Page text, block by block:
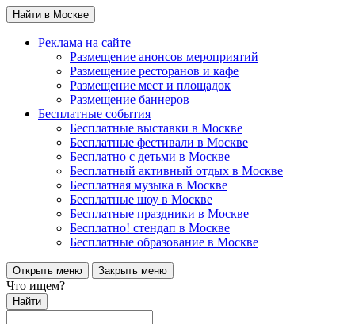
Найти в Москве
Реклама на сайте
Размещение анонсов мероприятий
Размещение ресторанов и кафе
Размещение мест и площадок
Размещение баннеров
Бесплатные события
Бесплатные выставки в Москве
Бесплатные фестивали в Москве
Бесплатно с детьми в Москве
Бесплатный активный отдых в Москве
Бесплатная музыка в Москве
Бесплатные шоу в Москве
Бесплатные праздники в Москве
Бесплатно! стендап в Москве
Бесплатные образование в Москве
Открыть меню Закрыть меню
Что ищем?
Найти